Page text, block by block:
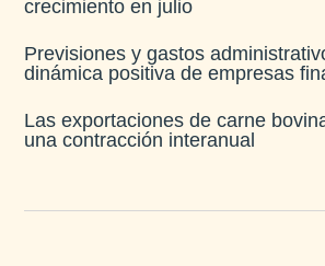
crecimiento en julio​
Previsiones y gastos
dinámica positiva de empresas
Las exportaciones de carne
una contracción interanual